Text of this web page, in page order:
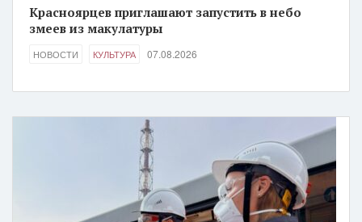
Красноярцев приглашают запустить в небо
змеев из макулатуры
НОВОСТИ КУЛЬТУРА 07.08.2026